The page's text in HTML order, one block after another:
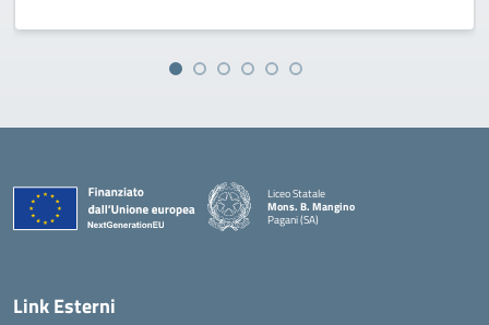
Liceo Statale
Mons. B. Mangino
Pagani (SA)
— Visita la pagina iniziale della scuola
Link Esterni